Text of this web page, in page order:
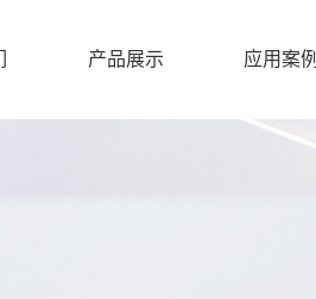
产品展示 应用案例